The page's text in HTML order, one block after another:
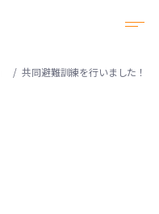
共同避難訓練を行いました！